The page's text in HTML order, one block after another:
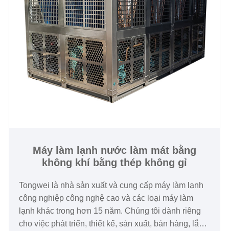
đều có chứng nhận CE và bảo hành 12 tháng, mọi
vấn đề gây ra bởi khiếm khuyết của chính máy làm
lạnh, dịch vụ được cung cấp cho đến khi xảy ra sự
cố trong phạm vi bảo hành. Chúng tôi mong muốn
trở thành nhà cung cấp máy làm lạnh tùy chỉnh lâu
dài cho bạn tại Trung Quốc.
Công suất làm lạnh: 30Ton đến 100 Tấn
Thương hiệu máy nén khí: Máy nén trục vít
Hanbell/Bitzer
Máy làm lạnh nước làm mát bằng
không khí bằng thép không gỉ
Tongwei là nhà sản xuất và cung cấp máy làm lạnh
công nghiệp công nghệ cao và các loại máy làm
lạnh khác trong hơn 15 năm. Chúng tôi dành riêng
cho việc phát triển, thiết kế, sản xuất, bán hàng, lắp